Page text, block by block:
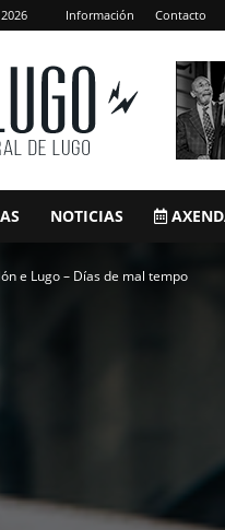
Información Contacto
NOTICIAS
e Lugo – Días de mal tempo